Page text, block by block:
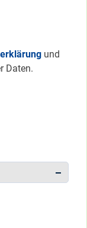
und
Daten.